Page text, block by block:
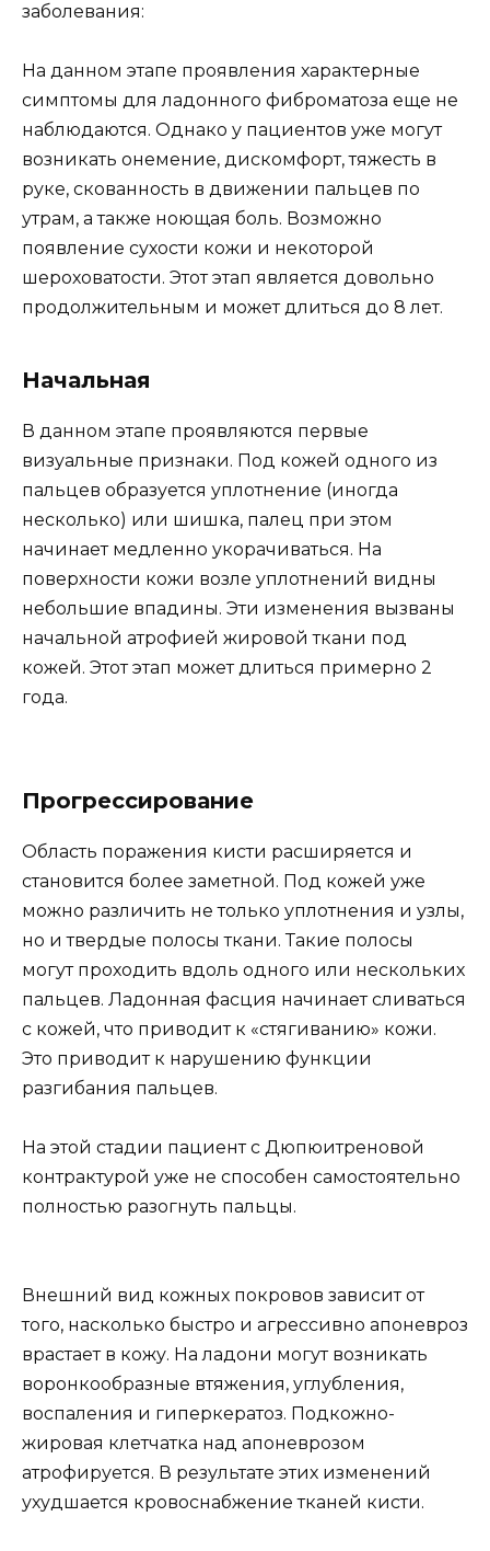
заболевания:
На данном этапе проявления характерные
симптомы для ладонного фиброматоза еще не
наблюдаются. Однако у пациентов уже могут
возникать онемение, дискомфорт, тяжесть в
руке, скованность в движении пальцев по
утрам, а также ноющая боль. Возможно
появление сухости кожи и некоторой
шероховатости. Этот этап является довольно
продолжительным и может длиться до 8 лет.
Начальная
В данном этапе проявляются первые
визуальные признаки. Под кожей одного из
пальцев образуется уплотнение (иногда
несколько) или шишка, палец при этом
начинает медленно укорачиваться. На
поверхности кожи возле уплотнений видны
небольшие впадины. Эти изменения вызваны
начальной атрофией жировой ткани под
кожей. Этот этап может длиться примерно 2
года.
Прогрессирование
Область поражения кисти расширяется и
становится более заметной. Под кожей уже
можно различить не только уплотнения и узлы,
но и твердые полосы ткани. Такие полосы
могут проходить вдоль одного или нескольких
пальцев. Ладонная фасция начинает сливаться
с кожей, что приводит к «стягиванию» кожи.
Это приводит к нарушению функции
разгибания пальцев.
На этой стадии пациент с Дюпюитреновой
контрактурой уже не способен самостоятельно
полностью разогнуть пальцы.
Внешний вид кожных покровов зависит от
того, насколько быстро и агрессивно апоневроз
врастает в кожу. На ладони могут возникать
воронкообразные втяжения, углубления,
воспаления и гиперкератоз. Подкожно-
жировая клетчатка над апоневрозом
атрофируется. В результате этих изменений
ухудшается кровоснабжение тканей кисти.